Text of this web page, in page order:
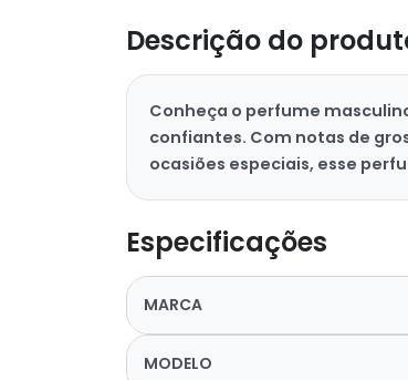
Descrição do
Conheça o perfume
confiantes. Com notas de
ocasiões especiais, esse
Especificações
MARCA
MODELO